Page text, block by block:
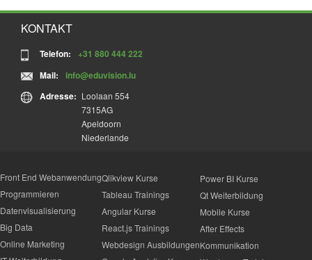
KONTAKT
Telefon:
+31 880 444 222
Mail:
info@eduvision.lu
Adresse: Loolaan 554
7315AG
Apeldoorn
Niederlande
Front End Webanwendung
Programmieren
Datenvisualisierung
Big Data
Online Marketing
Qlikview Kurse
Tableau Trainings
Angular Kurse
React.js Trainings
Webdesign Ausbildungen
Power BI Kurse
Qt Weiterbildung
Mobile Kurse
After Effects
Kommunikation